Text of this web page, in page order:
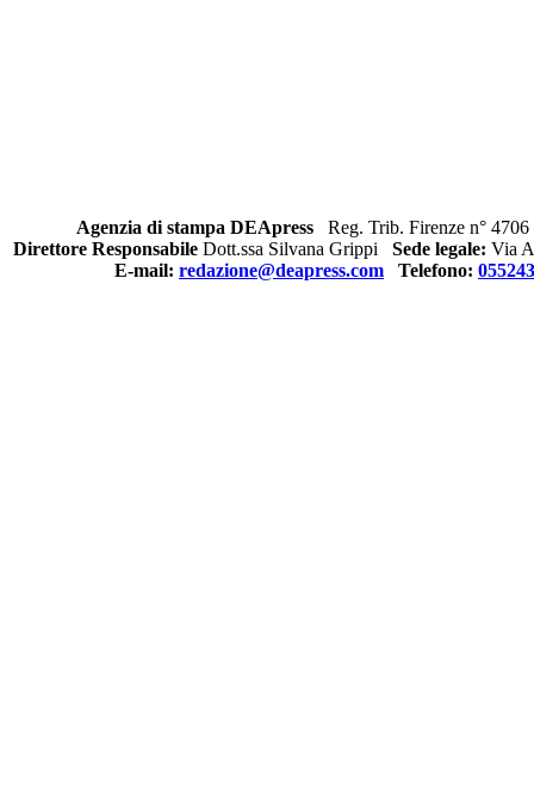
Agenzia di stampa DEApress Reg. Trib. Firenze n° 4706
Direttore Responsabile Dott.ssa Silvana Grippi Sede legale: Via
E-mail: redazione@deapress.com Telefono: